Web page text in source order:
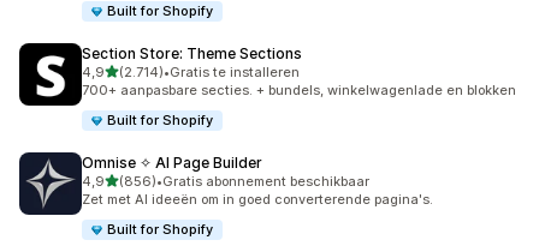
Built for Shopify
Section Store: Theme Sections
4,9van 5 sterren
(2.714)
2714 recensies in totaal
•Gratis te installeren
700+ aanpasbare secties. + bundels, winkelwagenlade en blokken
Built for Shopify
Omnise ✧ AI Page Builder
4,9van 5 sterren
(856)
856 recensies in totaal
•Gratis abonnement beschikbaar
Zet met AI ideeën om in goed converterende pagina's.
Built for Shopify